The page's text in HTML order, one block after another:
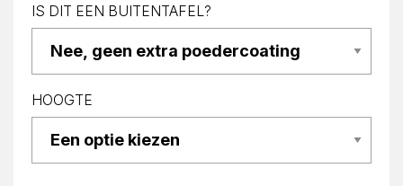
IS DIT EEN BUITENTAFEL?
HOOGTE